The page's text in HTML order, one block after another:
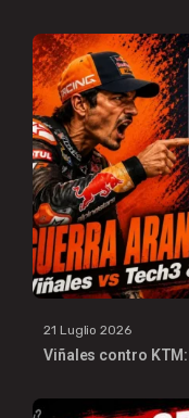
21 Luglio 2026
Viñales contro